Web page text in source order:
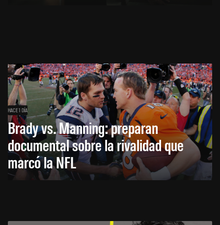
HACE 1 DÍA
Brady vs. Manning: preparan
documental sobre la rivalidad que
marcó la NFL